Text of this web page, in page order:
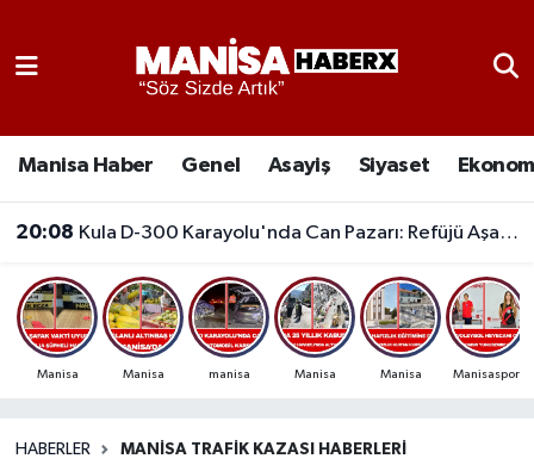
Manisa Haber Genel Asayiş Siyaset
20:08 Kula D-300 Karayolu'nda Can Pazarı: Refüjü Aşan Otomobil Karşı Şeride Geçti,
Manisa Manisa manisa Manisa Manisa Manisaspor
HABERLER MANISA TRAFIK KAZASI HABERLERI
Genel
Güncel
Kültür-Sanat
Manisa Nöbetçi Eczaneler
Manisa Trafik Yoğunluk Haritası
Süper Lig Puan Durumu ve Fikstür
Son Dakika Haberleri